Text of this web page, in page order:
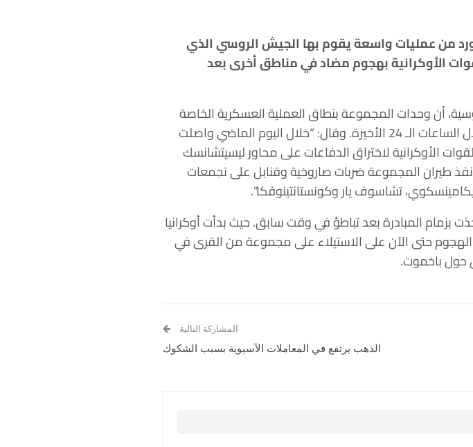
من عمليات واسعة يقوم بها الجيش الروسي الذي
الأوكرانية بهجوم مضاد في مناطق أخرى بعد
أن وحدات المجموعة بنطاق العملية العسكرية الخاصة
نجحت في صد هجمات للقوات الأوكرانية على عدة محاور خلال الساعات الـ 24 الأخيرة. وقال: “خلال اليوم الماضي واصلت
الأوكرانية لاختراق الدفاعات على محاور ليسيتشانسك
طيران المجموعة ضربات صاروخية وقنابل على تجمعات
تشاسوف يار وكونستانتينوفكا”.
بزمام المبادرة بعد تباطؤ في وقت سابق. حيث بدأت أوكرانيا
500 يوم من الحرب. ويركز الهجوم حتى الآن على الاستيلاء على مجموعة من القرى في
حول باخموت.
المشاركة التالية
الذهب يرتفع في المعاملات الآسيوية بسبب الشكوك